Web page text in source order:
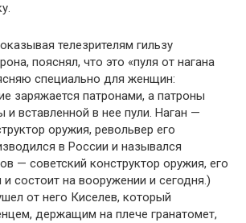
телезрителям гильзу
пояснял, что это «пуля от нагана
специально для женщин:
заряжается патронами, а патроны
и вставленной в нее пули. Наган —
оружия, револьвер его
в России и назывался
— советский конструктор оружия, его
и состоит на вооружении и сегодня.)
от него Киселев, который
держащим на плече гранатомет,